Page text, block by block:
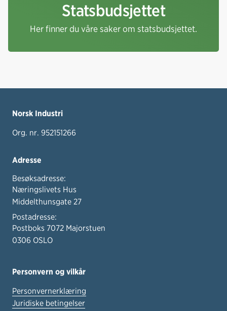
Statsbudsjettet
Her finner du våre saker om statsbudsjettet.
Norsk Industri
Org. nr. 952151266
Adresse
Besøksadresse:
Næringslivets Hus
Middelthunsgate 27
Postadresse:
Postboks 7072 Majorstuen
0306 OSLO
Personvern og vilkår
Personvernerklæring
Juridiske betingelser